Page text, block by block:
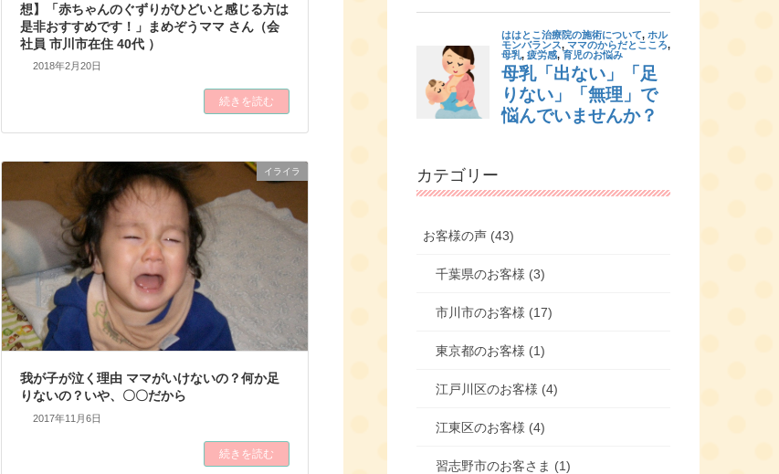
想】「赤ちゃんのぐずりがひどいと感じる方は
是非おすすめです！」まめぞうママ さん（会
社員 市川市在住 40代 ）
2018年2月20日
続きを読む
イライラ
我が子が泣く理由 ママがいけないの？何か足
りないの？いや、〇〇だから
2017年11月6日
続きを読む
カテゴリー
お客様の声 (43)
千葉県のお客様 (3)
市川市のお客様 (17)
東京都のお客様 (1)
江戸川区のお客様 (4)
江東区のお客様 (4)
習志野市のお客さま (1)